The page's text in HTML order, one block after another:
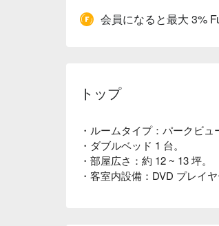
会員になると最大 3%
トップ
・ルームタイプ：パークビュ
・ダブルベッド 1 台。
・部屋広さ：約 12 ~ 13 坪。
・客室内設備：DVD プレイ